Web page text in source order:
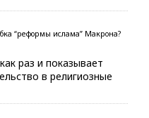
“реформы ислама” Макрона?
раз и показывает
в религиозные